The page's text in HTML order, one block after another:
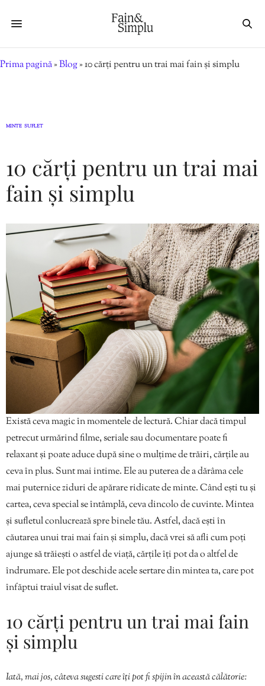
Prima pagină»Blog»10 cărți pentru un trai mai fain și simplu
MINTE SUFLET
10 cărți pentru un trai mai
fain și simplu
Există ceva magic în momentele de lectură. Chiar dacă timpul
petrecut urmărind filme, seriale sau documentare poate fi
relaxant și poate aduce după sine o mulțime de trăiri, cărțile au
ceva în plus. Sunt mai intime. Ele au puterea de a dărâma cele
mai puternice ziduri de apărare ridicate de minte. Când ești tu și
cartea, ceva special se întâmplă, ceva dincolo de cuvinte. Mintea
și sufletul conlucrează spre binele tău. Astfel, dacă ești în
căutarea unui trai mai fain și simplu, dacă vrei să afli cum poți
ajunge să trăiești o astfel de viață, cărțile îți pot da o altfel de
îndrumare. Ele pot deschide acele sertare din mintea ta, care pot
înfăptui traiul visat de suflet.
10 cărți pentru un trai mai fain
și simplu
Iată, mai jos, câteva sugesti care îți pot fi spijin în această călătorie: